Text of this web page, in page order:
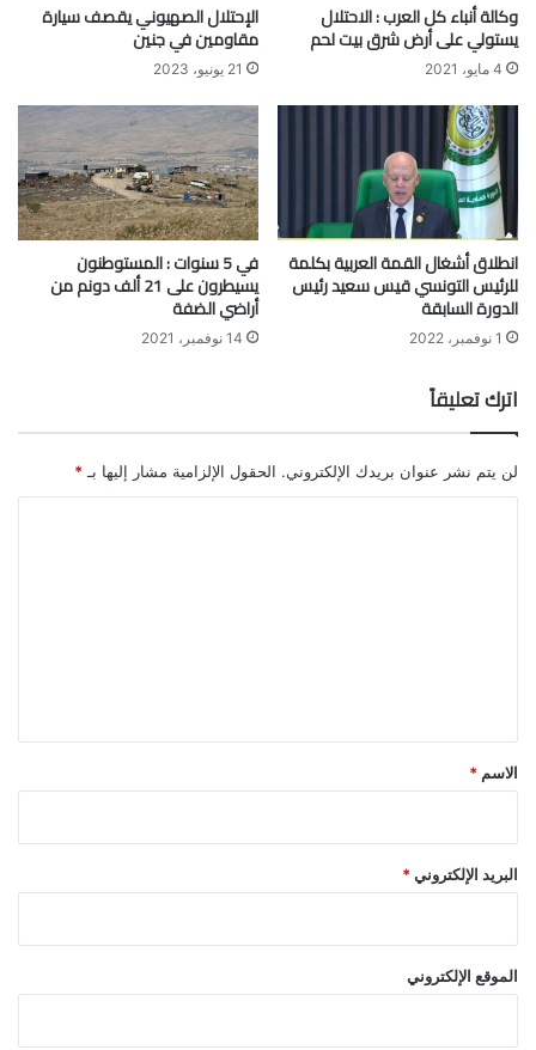
وكالة أنباء كل العرب : الاحتلال
يستولي على أرض شرق بيت لحم
4 مايو، 2021
الإحتلال الصهيوني يقصف سيارة
مقاومين في جنين
21 يونيو، 2023
انطلاق أشغال القمة العربية بكلمة
للرئيس التونسي قيس سعيد رئيس
الدورة السابقة
1 نوفمبر، 2022
في 5 سنوات : المستوطنون
يسيطرون على 21 ألف دونم من
أراضي الضفة
14 نوفمبر، 2021
اترك تعليقاً
لن يتم نشر عنوان بريدك الإلكتروني. الحقول الإلزامية مشار إليها بـ *
*
الاسم *
البريد الإلكتروني *
الموقع الإلكتروني